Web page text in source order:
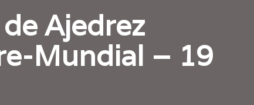
Ajedrez
Mundial – 19